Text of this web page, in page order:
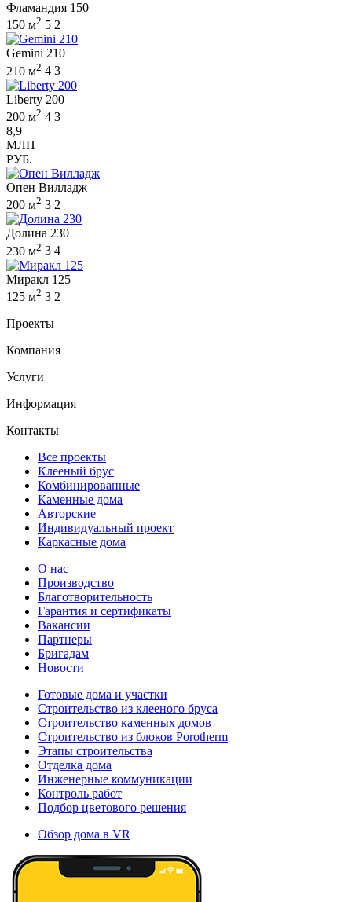
Фламандия 150
150 м2 5 2
Gemini 210
210 м2 4 3
Liberty 200
200 м2 4 3
8,9
МЛН
РУБ.
Опен Вилладж
200 м2 3 2
Долина 230
230 м2 3 4
Миракл 125
125 м2 3 2
Проекты
Компания
Услуги
Информация
Контакты
Все проекты
Клееный брус
Комбинированные
Каменные дома
Авторские
Индивидуальный проект
Каркасные дома
О нас
Производство
Благотворительность
Гарантия и сертификаты
Вакансии
Партнеры
Бригадам
Новости
Готовые дома и участки
Строительство из клееного бруса
Строительство каменных домов
Строительство из блоков Porotherm
Этапы строительства
Отделка дома
Инженерные коммуникации
Контроль работ
Подбор цветового решения
Обзор дома в VR